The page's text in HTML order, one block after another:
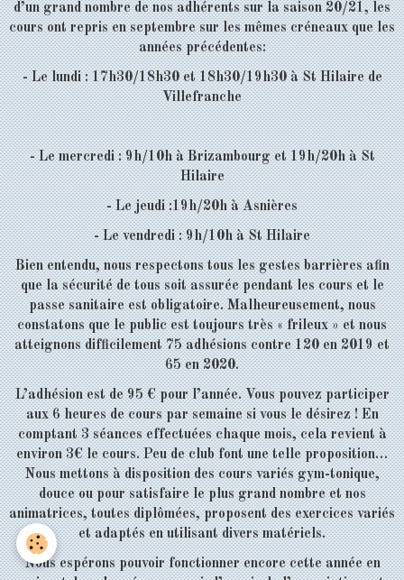
d’un grand nombre de nos adhérents sur la saison 20/21, les
cours ont repris en septembre sur les mêmes créneaux que les
années précédentes:
- Le lundi : 17h30/18h30 et 18h30/19h30 à St Hilaire de
Villefranche
- Le mercredi : 9h/10h à Brizambourg et 19h/20h à St
Hilaire
- Le jeudi :19h/20h à Asnières
- Le vendredi : 9h/10h à St Hilaire
Bien entendu, nous respectons tous les gestes barrières afin
que la sécurité de tous soit assurée pendant les cours et le
passe sanitaire est obligatoire. Malheureusement, nous
constatons que le public est toujours très « frileux » et nous
atteignons difficilement 75 adhésions contre 120 en 2019 et
65 en 2020.
L’adhésion est de 95 € pour l’année. Vous pouvez participer
aux 6 heures de cours par semaine si vous le désirez ! En
comptant 3 séances effectuées chaque mois, cela revient à
environ 3€ le cours. Peu de club font une telle proposition…
Nous mettons à disposition des cours variés gym-tonique,
douce ou pour satisfaire le plus grand nombre et nos
animatrices, toutes diplômées, proposent des exercices variés
et adaptés en utilisant divers matériels.
Nous espérons pouvoir fonctionner encore cette année en